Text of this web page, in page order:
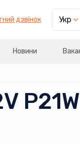
дзвінок Укр
Новини